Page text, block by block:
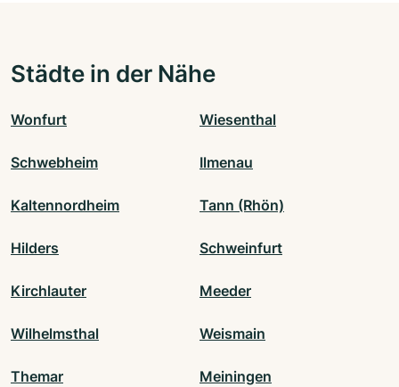
Städte in der Nähe
Wonfurt Wiesenthal
Schwebheim Ilmenau
Kaltennordheim Tann (Rhön)
Hilders Schweinfurt
Kirchlauter Meeder
Wilhelmsthal Weismain
Themar Meiningen